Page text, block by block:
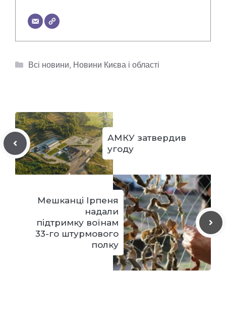
Категорії
Всі новини, Новини Києва і області
АМКУ затвердив
угоду
Мешканці Ірпеня
надали
підтримку воїнам
33-го штурмового
полку